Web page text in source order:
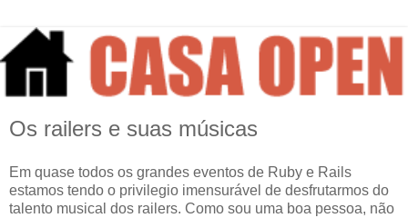
Os railers e suas músicas
Em quase todos os grandes eventos de Ruby e Rails
estamos tendo o privilegio imensurável de desfrutarmos do
talento musical dos railers. Como sou uma boa pessoa, não